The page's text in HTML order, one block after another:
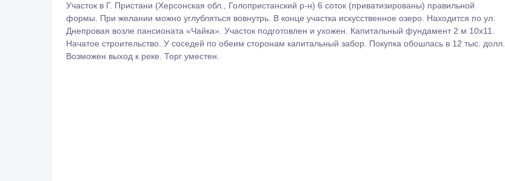
Участок в Г. Пристани (Херсонская обл., Голопристанский р-н) 6 соток (приватизированы) правильной
формы. При желании можно углубляться вовнутрь. В конце участка искусственное озеро. Находится по ул.
Днепровая возле пансионата «Чайка». Участок подготовлен и ухожен. Капитальный фундамент 2 м 10х11.
Начатое строительство. У соседей по обеим сторонам капитальный забор. Покупка обошлась в 12 тыс. долл.
Возможен выход к реке. Торг уместен.